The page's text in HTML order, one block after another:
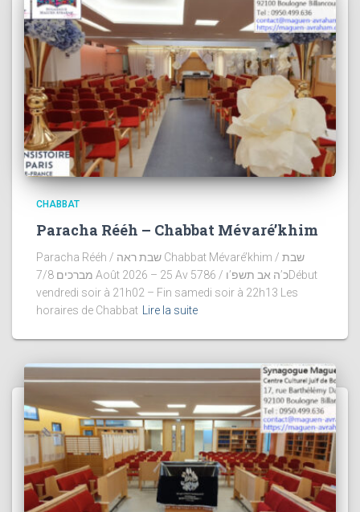
CHABBAT
Paracha Rééh – Chabbat Mévaré’khim
Paracha Rééh / שבת ראה Chabbat Mévaré’khim / שבת
מברכים 7/8 Août 2026 – 25 Av 5786 / כ’ה אב תשפ’וDébut
vendredi soir à 21h02 – Fin samedi soir à 22h13 Les
horaires de Chabbat
Lire la suite